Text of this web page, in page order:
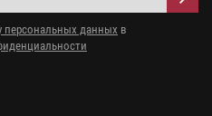
персональных данных в